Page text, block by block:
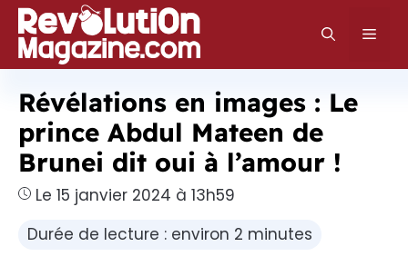
Aller
au
contenu
Révélations en images : Le
prince Abdul Mateen de
Brunei dit oui à l’amour !
Le 15 janvier 2024 à 13h59
Durée de lecture : environ 2 minutes